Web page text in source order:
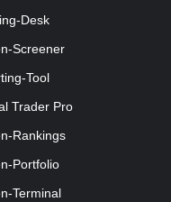
Desk
Screener
Tool
Trader Pro
Rankings
Portfolio
Terminal